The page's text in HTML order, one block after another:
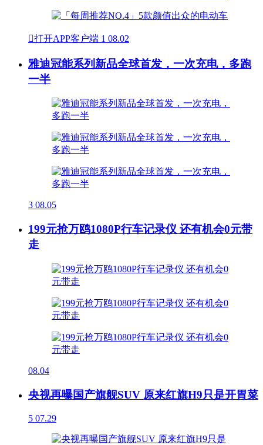
打开APP客户端 1 08.02
雅迪冠能系列新品全球首发，一次充电，多跑
一半
3 08.05
199元抢万鸥1080P行车记录仪 还有机会0元带
走
08.04
央视再曝国产旗舰SUV 原来红旗H9只是开胃菜
5 07.29